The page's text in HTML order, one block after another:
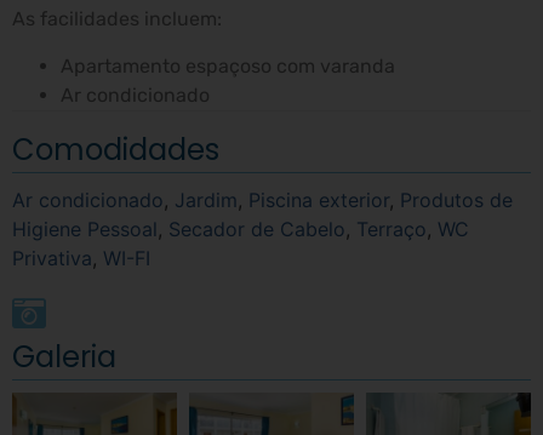
As facilidades incluem:
Apartamento espaçoso com varanda
Ar condicionado
Wi-fi gratuita no apartamento
Sabonete e shampoo na casa de banho
Secador de cabelo
Guarda fatos
Serviço de limpeza 5 dias por semana entre outras
facilidades.
Comodidades
Ar condicionado, Jardim, Piscina exterior, Produtos de
Higiene Pessoal, Secador de Cabelo, Terraço, WC
Privativa, WI-FI
Galeria